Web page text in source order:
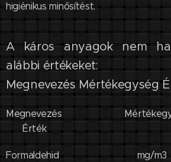
higiénikus minősítést.
A káros anyagok nem
alábbi értékeket:
Megnevezés Mértékegység
Megnevezés
Érték
Formaldehid